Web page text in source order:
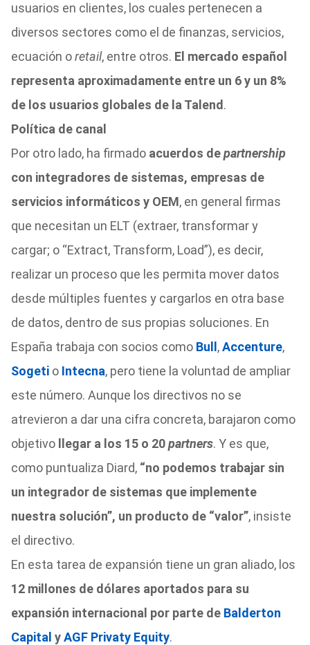
usuarios en clientes, los cuales pertenecen a
diversos sectores como el de finanzas, servicios,
ecuación oretail, entre otros. El mercado español
representa aproximadamente entre un 6 y un 8%
de los usuarios globales de la Talend .
Política de canal
Por otro lado, ha firmado acuerdos departnership
con integradores de sistemas, empresas de
servicios informáticos y OEM, en general firmas
que necesitan un ELT (extraer, transformar y
cargar; o “Extract, Transform, Load”), es decir,
realizar un proceso que les permita mover datos
desde múltiples fuentes y cargarlos en otra base
de datos, dentro de sus propias soluciones. En
España trabaja con socios como Bull ,Accenture,
Sogetio Intecna, pero tiene la voluntad de ampliar
este número. Aunque los directivos no se
atrevieron a dar una cifra concreta, barajaron como
objetivo
llegar a los 15 o 20partners. Y es que,
como puntualiza Diard, “no podemos trabajar sin
un integrador de sistemas que implemente
nuestra solución”, un producto de “valor”, insiste
el directivo.
En esta tarea de expansión tiene un gran aliado, los
12 millones de dólares aportados para su
expansión internacional por parte de Balderton
Capital yAGF Privaty Equity.